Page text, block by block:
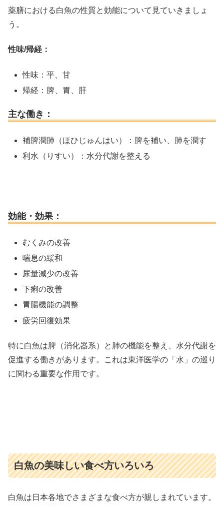
薬膳における白魚の性質と効能について見ていきましょ
う。
性味/帰経：
性味：平、甘
帰経：脾、胃、肝
主な働き：
補脾潤肺（ほひじゅんはい）：脾を補い、肺を潤す
利水（りすい）：水分代謝を整える
効能・効果：
むくみの改善
喘息の緩和
尿量減少の改善
下痢の改善
胃腸機能の調整
疲労回復効果
特に白魚は脾（消化器系）と肺の機能を整え、水分代謝を
促進する働きがあります。これは東洋医学の「水」の巡り
に関わる重要な作用です。
白魚の美味しい食べ方いろいろ
白魚は日本各地でさまざまな食べ方が親しまれています。